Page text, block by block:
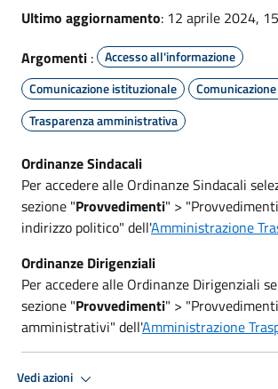
Ultimo aggiornamento: 12 aprile 2024,
Argomenti :
Accesso all'informazione
Comunicazione istituzionale
Trasparenza amministrativa
Ordinanze Sindacali
Per accedere alle Ordinanze Sindacali
sezione "Provvedimenti" >
indirizzo politico" dell'Amministrazione
Ordinanze Dirigenziali
Per accedere alle Ordinanze Dirigenziali
sezione "Provvedimenti" >
amministrativi" dell'Amministrazione
Vedi azioni